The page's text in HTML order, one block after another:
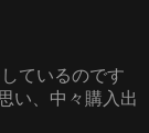
ているのです
い、中々購入出